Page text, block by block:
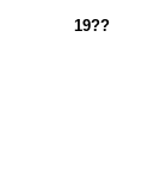
19??